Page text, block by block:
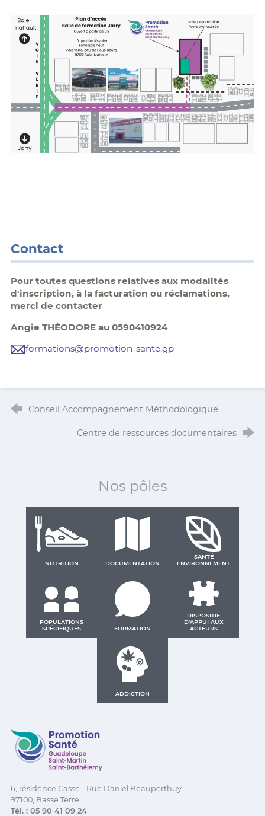
Contact
Pour toutes questions relatives aux modalités
d'inscription, à la facturation ou réclamations,
merci de contacter
Angie THÉODORE au 0590410924
formations@promotion-sante.gp
Conseil Accompagnement Méthodologique
Centre de ressources documentaires
Nos pôles
NUTRITION DOCUMENTATION
SANTÉ
ENVIRONNEMENT
POPULATIONS
SPÉCIFIQUES
FORMATION
DISPOSITIF
D'APPUI AUX
ACTEURS
ADDICTION
Promotion Santé Guadeloupe, Saint-Martin, Saint
6, résidence Casse - Rue Daniel Beauperthuy
97100, Basse Terre
Tél. : 05 90 41 09 24